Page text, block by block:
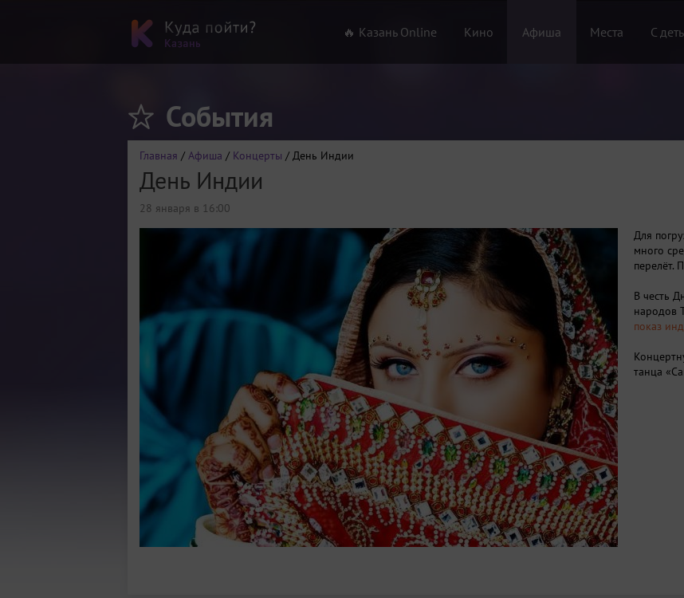
🔥 Казань Online Кино Афиша Места С
События
Главная / Афиша / Концерты / День Индии
День Индии
28 января в 16:00
Для
много
перелёт.
В честь
народов
показ
танца